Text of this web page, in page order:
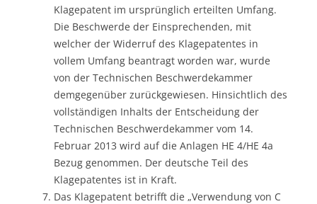
Klagepatent im ursprünglich erteilten Umfang.
Die Beschwerde der Einsprechenden, mit
welcher der Widerruf des Klagepatentes in
vollem Umfang beantragt worden war, wurde
von der Technischen Beschwerdekammer
demgegenüber zurückgewiesen. Hinsichtlich des
vollständigen Inhalts der Entscheidung der
Technischen Beschwerdekammer vom 14.
Februar 2013 wird auf die Anlagen HE 4/HE 4a
Bezug genommen. Der deutsche Teil des
Klagepatentes ist in Kraft.
Das Klagepatent betrifft die „Verwendung von C